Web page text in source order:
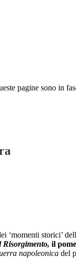
pagine sono in
storici’
Risorgimento, il
napoleonica del